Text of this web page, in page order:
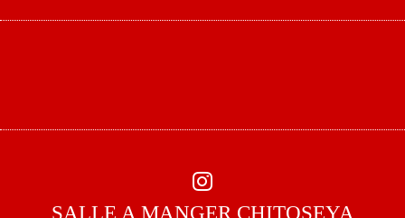
SALLE A MANGER CHITOSEYA